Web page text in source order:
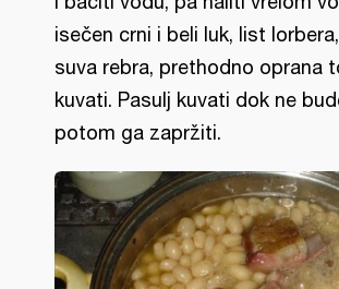
isečen crni i beli luk, list
suva rebra, prethodno oprana
kuvati. Pasulj kuvati dok ne
potom ga zapržiti.